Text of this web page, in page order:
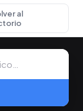
al